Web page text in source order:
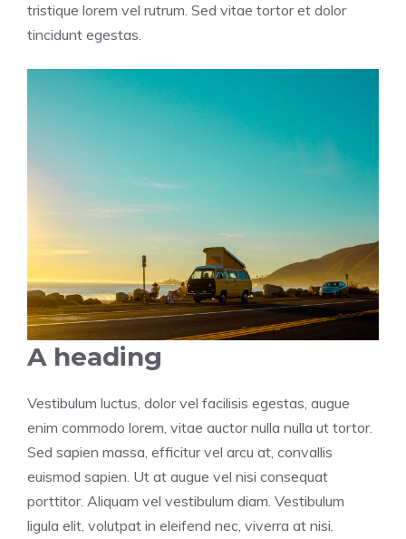
tristique lorem vel rutrum. Sed vitae tortor et dolor
tincidunt egestas.
A heading
Vestibulum luctus, dolor vel facilisis egestas, augue
enim commodo lorem, vitae auctor nulla nulla ut tortor.
Sed sapien massa, efficitur vel arcu at, convallis
euismod sapien. Ut at augue vel nisi consequat
porttitor. Aliquam vel vestibulum diam. Vestibulum
ligula elit, volutpat in eleifend nec, viverra at nisi.